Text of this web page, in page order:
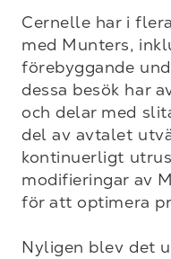
Cernelle har i
med Munters,
förebyggande
dessa besök har
och delar med
del av avtalet
kontinuerligt
modifieringar av
för att optimera
Nyligen blev det